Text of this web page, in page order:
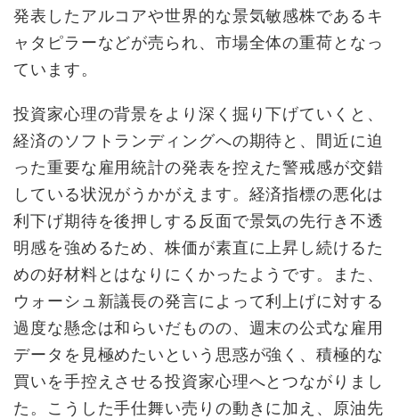
発表したアルコアや世界的な景気敏感株であるキ
ャタピラーなどが売られ、市場全体の重荷となっ
ています。
投資家心理の背景をより深く掘り下げていくと、
経済のソフトランディングへの期待と、間近に迫
った重要な雇用統計の発表を控えた警戒感が交錯
している状況がうかがえます。経済指標の悪化は
利下げ期待を後押しする反面で景気の先行き不透
明感を強めるため、株価が素直に上昇し続けるた
めの好材料とはなりにくかったようです。また、
ウォーシュ新議長の発言によって利上げに対する
過度な懸念は和らいだものの、週末の公式な雇用
データを見極めたいという思惑が強く、積極的な
買いを手控えさせる投資家心理へとつながりまし
た。こうした手仕舞い売りの動きに加え、原油先